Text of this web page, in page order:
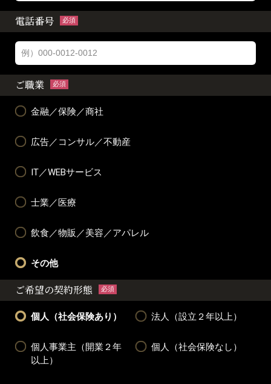
電話番号 必須
ご職業 必須
金融／保険／商社
広告／コンサル／不動産
IT／WEBサービス
士業／医療
飲食／物販／美容／アパレル
その他
ご希望の契約形態 必須
個人（社会保険あり） 法人（設立２年以上）
個人事業主（開業２年
以上）
個人（社会保険なし）